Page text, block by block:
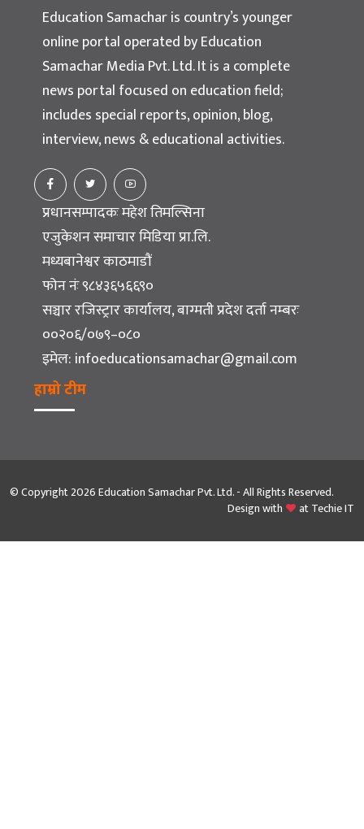
Education Samachar is country’s younger
online portal operated by Education
Samachar Media Pvt. Ltd. It is a complete
news portal focused on education field;
includes special reports, opinion, blog,
interview, news & educational activities.
प्रधानसम्पादकः महेश तिमल्सिना
एजुकेशन समाचार मिडिया प्रा.लि.
मध्यबानेश्वर काठमाडौं
फोन नंः ९८४३६५६६९०
सञ्चार रजिस्ट्रार कार्यालय, बाग्मती प्रदेश दर्ता नम्बरः
००२०६/०७९–०८०
इमेल: infoeducationsamachar@gmail.com
हाम्रो टीम
© Copyright 2026 Education Samachar Pvt. Ltd. - All Rights Reserved.
Design with
atTechie IT